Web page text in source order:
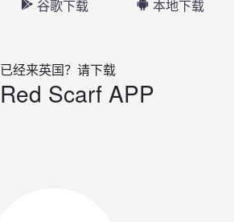
谷歌下载 本地下载
已经来英国？请下载
Red Scarf APP